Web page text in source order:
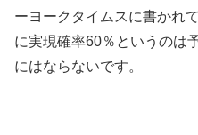
ーヨークタイムスに書かれ
に実現確率60％というのは
にはならないです。